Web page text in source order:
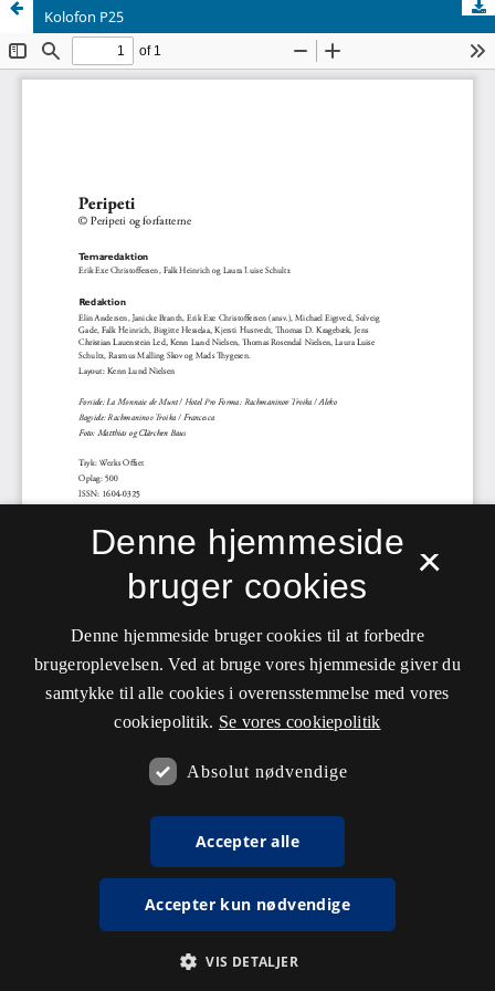
Kolofon P25
×
Denne hjemmeside
bruger cookies
Denne hjemmeside bruger cookies til at forbedre
brugeroplevelsen. Ved at bruge vores hjemmeside giver du
samtykke til alle cookies i overensstemmelse med vores
cookiepolitik. Se vores cookiepolitik
Absolut nødvendige
Accepter alle
Accepter kun nødvendige
VIS DETALJER